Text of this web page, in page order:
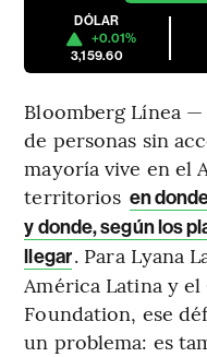
DÓLAR
+0.01%
3,159.60
Bloomberg Línea
de personas sin
mayoría vive en el
territorios en
y donde, según los
llegar. Para Lyana
América Latina y
Foundation, ese
un problema: es